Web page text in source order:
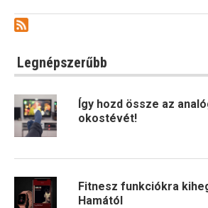
Legnépszerűbb
Így hozd össze az
okostévét!
Fitnesz funkciókra
Hamától